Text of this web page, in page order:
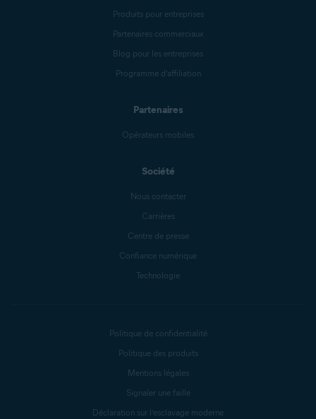
Produits pour entreprises
Partenaires commerciaux
Blog pour les entreprises
Programme d’affiliation
Partenaires
Opérateurs mobiles
Société
Nous contacter
Carrières
Centre de presse
Confiance numérique
Technologie
Politique de confidentialité
Politique des produits
Mentions légales
Signaler une faille
Déclaration sur l’esclavage moderne